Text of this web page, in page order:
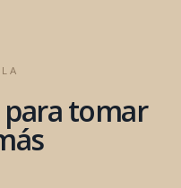
tomar